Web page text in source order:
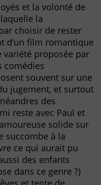
et la volonté de
la
choisir de rester
d’un film romantique
proposée par
comédies
souvent sur une
jugement, et surtout
des
reste avec Paul et
solide sur
succombe à la
ce qui aurait pu
des enfants
dans ce genre ?)